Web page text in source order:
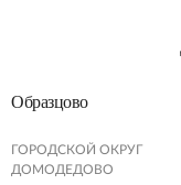
Образцово
ГОРОДСКОЙ ОКРУГ
ДОМОДЕДОВО